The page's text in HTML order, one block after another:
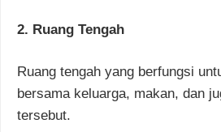
2. Ruang Tengah
Ruang tengah yang berfungsi
bersama keluarga, makan, dan
tersebut.